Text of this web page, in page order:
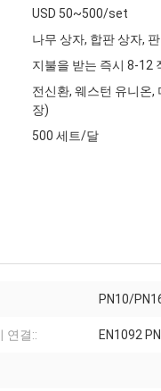
USD 50~500/set
나무 상자, 합판 상자,
지불을 받는 즉시 8-12
전신환, 웨스턴 유니온,
장)
500 세트/달
PN10/
연결:: EN1092